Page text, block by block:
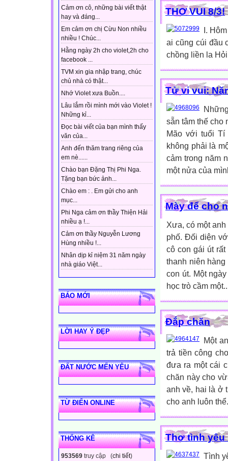
Cảm ơn cô, những bài viết thật
hay và đáng...
Em cảm ơn chị Cừu Non nhiều
nhiều ! Chúc...
Hằng ngày 2h cho violet,2h cho
facebook ...
TVM xin gia nhập trang, chúc
chủ nhà có thật...
Nhớ Violet xưa Buồn....
Lâu lắm rồi mình mới vào Violet !
Những kỉ...
Đọc bài viết của bạn mình thấy
văn của...
Anh đến thăm trang riêng của
em nè......
Chào bạn Đặng Thị Phi Nga.
Tặng bạn bức ảnh...
Chào em : . Em gửi cho anh
mục...
Phi Nga cảm ơn thầy Thiện Hải
nhiều ạ !...
Cảm ơn thầy Nguyễn Lương
Hùng nhiều !...
Nhân dịp kỉ niệm 31 năm ngày
nhà giáo Việt...
BÁO MỚI
LỜI HAY Ý ĐẸP
ĐẤT NƯỚC MẾN YÊU
TỪ ĐIỂN ONLINE
THỐNG KÊ
953569 truy cập (chi tiết)
THƠ VUI 8/3!
I.
ai cũng cúi đầu
chồng liền la
Tử vi vui:
sẵn tâm thế cho
Mão với tuổi Tí
không phải là
cảm trong năm
một nửa của
Mày để cho
Xưa, có một
phố. Đối diện
cô con gái út
thanh niên
con út. Một
học trò cầm
Đắp chăn
Một
trả tiền công
đưa ra một cái
chăn này cho
anh về, hai là ở
cho anh luôn
Thơ tình
Tình